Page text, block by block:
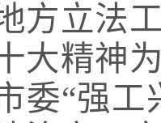
方立法
大精神
委“强工